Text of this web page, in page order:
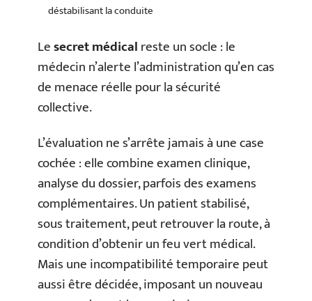
déstabilisant la conduite
Lesecret médicalreste un socle : le
médecin n’alerte l’administration qu’en cas
de menace réelle pour la sécurité
collective.
L’évaluation ne s’arrête jamais à une case
cochée : elle combine examen clinique,
analyse du dossier, parfois des examens
complémentaires. Un patient stabilisé,
sous traitement, peut retrouver la route, à
condition d’obtenir un feu vert médical.
Mais une incompatibilité temporaire peut
aussi être décidée, imposant un nouveau